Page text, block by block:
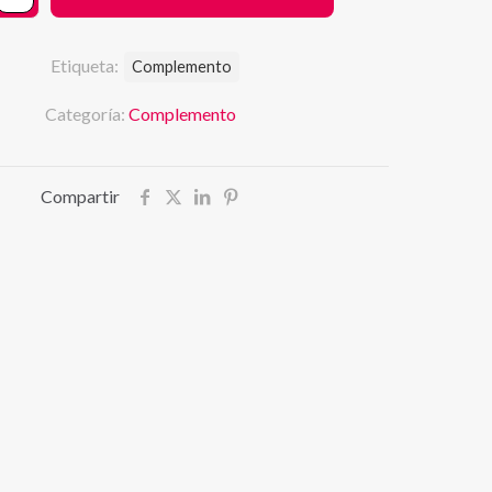
Categoría: Complemento
Etiqueta: Complemento
Compartir